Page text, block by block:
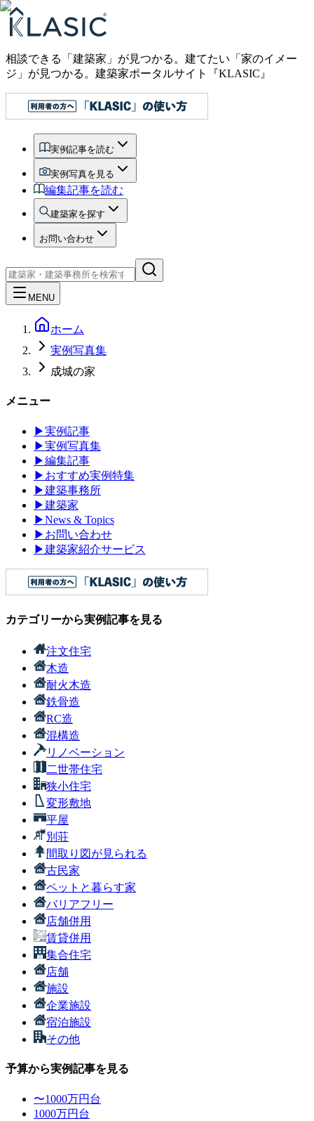
相談できる「建築家」が見つかる。建てたい「家のイメー
ジ」が見つかる。 建築家ポータルサイト『KLASIC』
実例記事を読む
実例写真を見る
編集記事を読む
建築家を探す
お問い合わせ
MENU
ホーム
実例写真集
成城の家
メニュー
▶実例記事
▶実例写真集
▶編集記事
▶ おすすめ実例特集
▶建築事務所
▶建築家
▶News & Topics
▶ お問い合わせ
▶建築家紹介サービス
カテゴリーから実例記事を見る
注文住宅
木造
耐火木造
鉄骨造
RC造
混構造
リノベーション
二世帯住宅
狭小住宅
変形敷地
平屋
別荘
間取り図が見られる
古民家
ペットと暮らす家
バリアフリー
店舗併用
賃貸併用
集合住宅
店舗
施設
企業施設
宿泊施設
その他
予算から実例記事を見る
〜1000万円台
1000万円台